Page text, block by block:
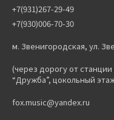
+7(931)267-29-49
+7(930)006-70-30
м. Звенигородская, ул.
(через дорогу от
“Дружба”, цокольный
fox.music@yandex.ru